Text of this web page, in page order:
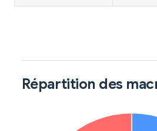
Répartition des